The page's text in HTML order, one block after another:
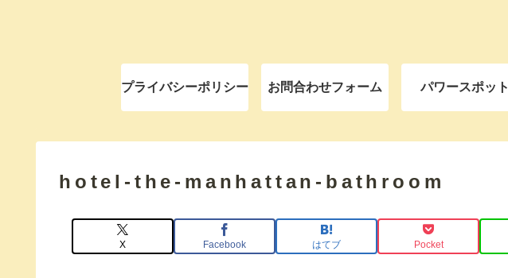
プライバシーポリシー お問合わせフォーム パワースポット
hotel-the-manhattan-bathroom
X Facebook はてブ Pocket